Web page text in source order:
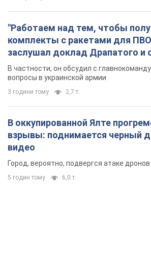
"Работаем над тем, чтобы
комплекты с ракетами для
заслушал доклад Драпатого и
новых мерах
В частности, он обсудил с
вопросы в украинской армии
3 години тому 2,7 т.
В оккупированной Ялте
взрывы: поднимается черный
видео
Город, вероятно, подвергся атаке дронов
5 годин тому 6,0 т.